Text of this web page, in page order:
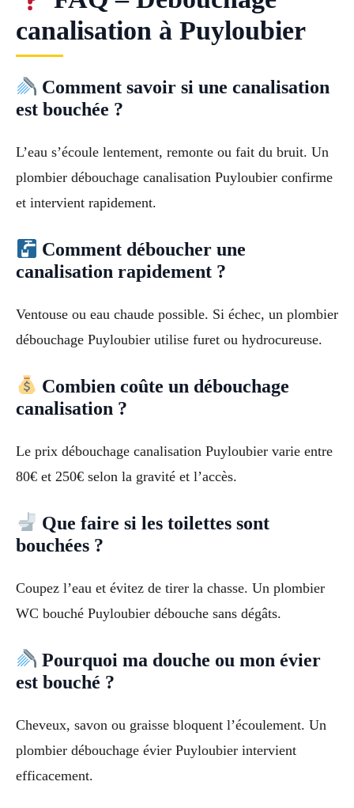
canalisation à Puyloubier
Comment savoir si une canalisation
est bouchée ?
L’eau s’écoule lentement, remonte ou fait du bruit. Un
plombier débouchage canalisation Puyloubier confirme
et intervient rapidement.
Comment déboucher une
canalisation rapidement ?
Ventouse ou eau chaude possible. Si échec, un plombier
débouchage Puyloubier utilise furet ou hydrocureuse.
Combien coûte un débouchage
canalisation ?
Le prix débouchage canalisation Puyloubier varie entre
80€ et 250€ selon la gravité et l’accès.
Que faire si les toilettes sont
bouchées ?
Coupez l’eau et évitez de tirer la chasse. Un plombier
WC bouché Puyloubier débouche sans dégâts.
Pourquoi ma douche ou mon évier
est bouché ?
Cheveux, savon ou graisse bloquent l’écoulement. Un
plombier débouchage évier Puyloubier intervient
efficacement.